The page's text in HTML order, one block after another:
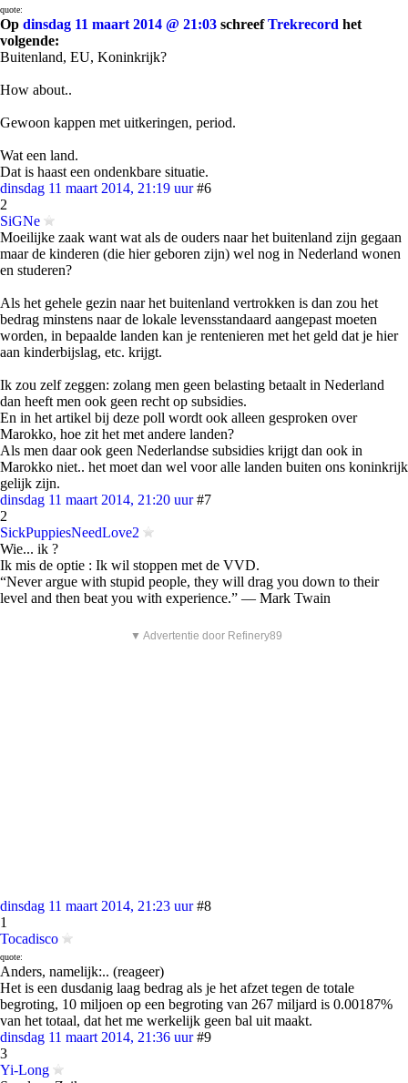
quote:
Op dinsdag 11 maart 2014 @ 21:03 schreefTrekrecord het
volgende:
Buitenland, EU, Koninkrijk?
How about..
Gewoon kappen met uitkeringen, period.
Wat een land.
Dat is haast een ondenkbare situatie.
dinsdag 11 maart 2014, 21:19 uur #6
2
SiGNe
Moeilijke zaak want wat als de ouders naar het buitenland zijn gegaan
maar de kinderen (die hier geboren zijn) wel nog in Nederland wonen
en studeren?
Als het gehele gezin naar het buitenland vertrokken is dan zou het
bedrag minstens naar de lokale levensstandaard aangepast moeten
worden, in bepaalde landen kan je rentenieren met het geld dat je hier
aan kinderbijslag, etc. krijgt.
Ik zou zelf zeggen: zolang men geen belasting betaalt in Nederland
dan heeft men ook geen recht op subsidies.
En in het artikel bij deze poll wordt ook alleen gesproken over
Marokko, hoe zit het met andere landen?
Als men daar ook geen Nederlandse subsidies krijgt dan ook in
Marokko niet.. het moet dan wel voor alle landen buiten ons koninkrijk
gelijk zijn.
dinsdag 11 maart 2014, 21:20 uur #7
2
SickPuppiesNeedLove2
Wie... ik ?
Ik mis de optie : Ik wil stoppen met de VVD.
“Never argue with stupid people, they will drag you down to their
level and then beat you with experience.” ― Mark Twain
▼ Advertentie door Refinery89
dinsdag 11 maart 2014, 21:23 uur #8
1
Tocadisco
quote:
Anders, namelijk:.. (reageer)
Het is een dusdanig laag bedrag als je het afzet tegen de totale
begroting, 10 miljoen op een begroting van 267 miljard is 0.00187%
van het totaal, dat het me werkelijk geen bal uit maakt.
dinsdag 11 maart 2014, 21:36 uur #9
3
Yi-Long